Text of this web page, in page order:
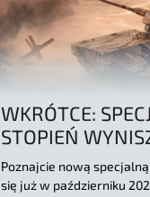
WKRÓTCE:
STOPIEŃ
Poznajcie nową
się już w październiku